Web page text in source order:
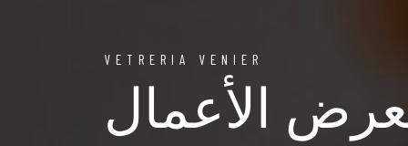
VETRERIA VENIER
الأعمال